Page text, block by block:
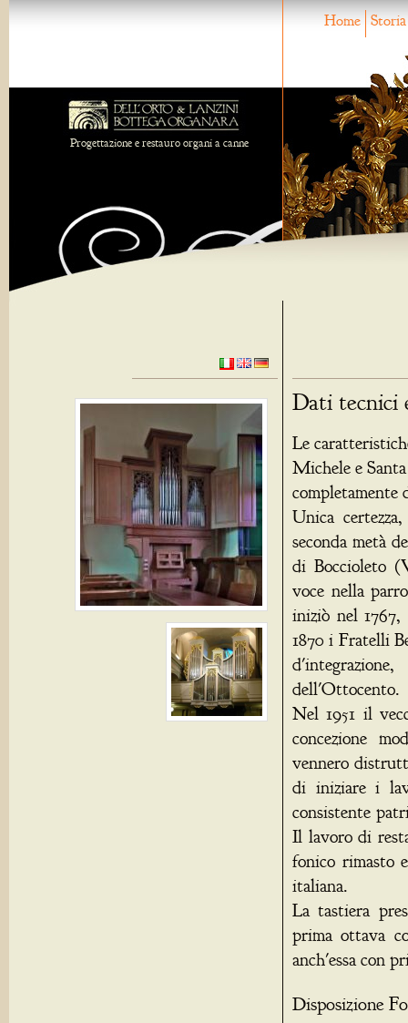
Home Storia
Progettazione e restauro organi a canne
Dati tecnici
Le
Michele e
completamente
Unica
seconda metà
di Boccioleto
voce nella
iniziò nel
1870 i Fratelli
dell'Ottocento.
Nel 1951 il
concezione
vennero
di iniziare i
consistente
Il lavoro di
fonico rimasto
italiana.
La tastiera
prima ottava
anch'essa con
Disposizione